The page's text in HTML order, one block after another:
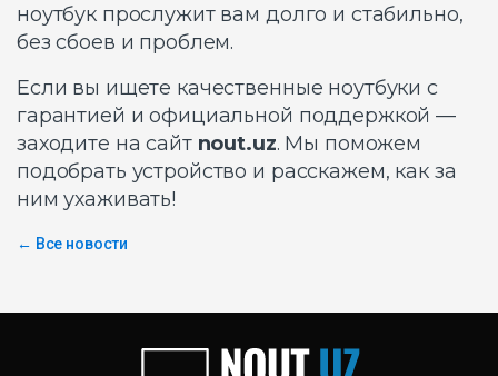
ноутбук прослужит вам долго и стабильно,
без сбоев и проблем.
Если вы ищете качественные ноутбуки с
гарантией и официальной поддержкой —
заходите на сайт nout.uz. Мы поможем
подобрать устройство и расскажем, как за
ним ухаживать!
← Все новости